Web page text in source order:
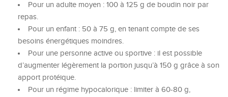
Pour un adulte moyen : 100 à 125 g de boudin noir par
repas.
Pour un enfant : 50 à 75 g, en tenant compte de ses
besoins énergétiques moindres.
Pour une personne active ou sportive : il est possible
d’augmenter légèrement la portion jusqu’à 150 g grâce à son
apport protéique.
Pour un régime hypocalorique : limiter à 60-80 g,